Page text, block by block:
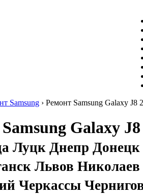
Samsung › Ремонт Samsung Galaxy J8
Galaxy J8
Луцк Днепр
Львов
Черкассы